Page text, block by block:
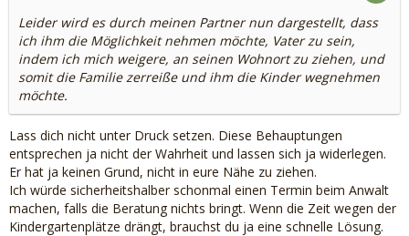
Leider wird es durch meinen Partner nun dargestellt, dass
ich ihm die Möglichkeit nehmen möchte, Vater zu sein,
indem ich mich weigere, an seinen Wohnort zu ziehen, und
somit die Familie zerreiße und ihm die Kinder wegnehmen
möchte.
Lass dich nicht unter Druck setzen. Diese Behauptungen
entsprechen ja nicht der Wahrheit und lassen sich ja widerlegen.
Er hat ja keinen Grund, nicht in eure Nähe zu ziehen.
Ich würde sicherheitshalber schonmal einen Termin beim Anwalt
machen, falls die Beratung nichts bringt. Wenn die Zeit wegen der
Kindergartenplätze drängt, brauchst du ja eine schnelle Lösung.